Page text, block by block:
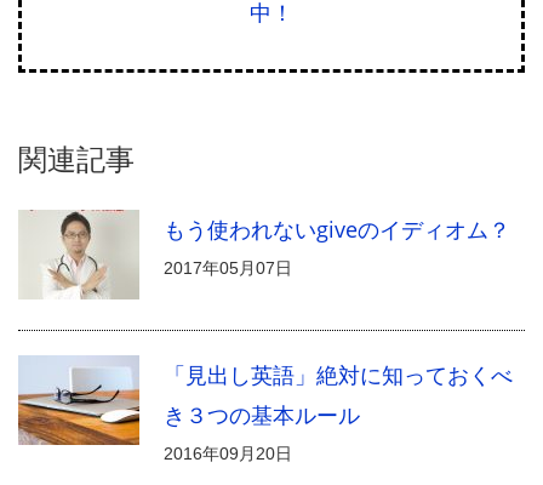
中！
関連記事
もう使われないgiveのイディオム？
2017年05月07日
「見出し英語」絶対に知っておくべ
き３つの基本ルール
2016年09月20日